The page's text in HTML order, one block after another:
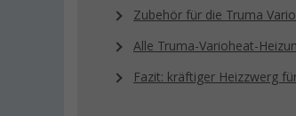
Zubehör für die Truma
Alle Truma-Varioheat-
Fazit: kräftiger Heizzwerg